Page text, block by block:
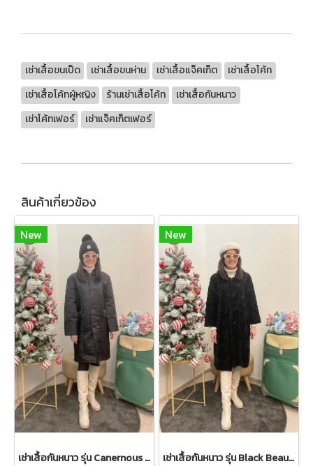
เช่าเสื้อขนเป็ด เช่าเสื้อขนห่าน เช่าเสื้อแจ็คเก็ต
เช่าเสื้อโค้ท
เช่าเสื้อโค้ทผู้หญิง
ร้านเช่าเสื้อโค้ท
เช่าเสื้อกันหนาว
เช่าโค้ทเฟอร์
เช่าแจ็คเก็ตเฟอร์
สินค้าเกี่ยวข้อง
New
เช่าเสื้อกันหนาว รุ่น Canernous Black Single Breasted Coat 2109GCT1630FABK1
New
เช่าเสื้อกันหนาว รุ่น Black Beauty Single Breasted Coat 2108GCL1544FABK1